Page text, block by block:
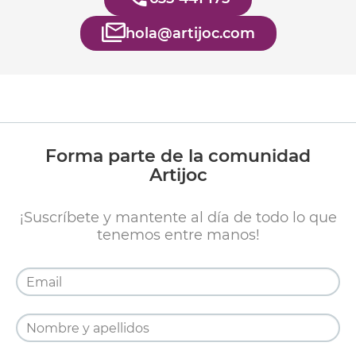
hola@artijoc.com
Forma parte de la comunidad
Artijoc
¡Suscríbete y mantente al día de todo lo que
tenemos entre manos!